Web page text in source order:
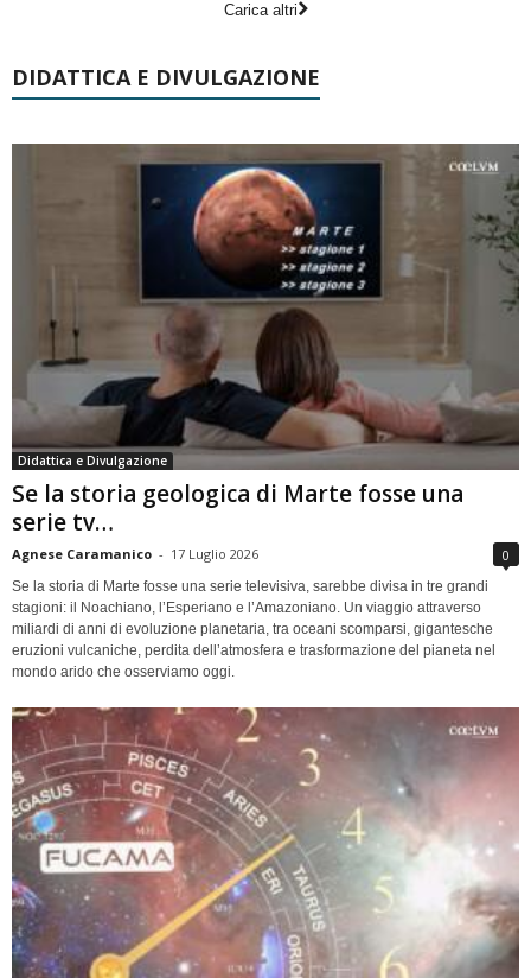
Carica altri
DIDATTICA E DIVULGAZIONE
Didattica e Divulgazione
Se la storia geologica di Marte fosse una
serie tv…
Agnese Caramanico - 17 Luglio 2026 0
Se la storia di Marte fosse una serie televisiva, sarebbe divisa in tre grandi
stagioni: il Noachiano, l’Esperiano e l’Amazoniano. Un viaggio attraverso
miliardi di anni di evoluzione planetaria, tra oceani scomparsi, gigantesche
eruzioni vulcaniche, perdita dell’atmosfera e trasformazione del pianeta nel
mondo arido che osserviamo oggi.